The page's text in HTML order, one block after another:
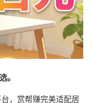
。
，赏帮赚完美适配居